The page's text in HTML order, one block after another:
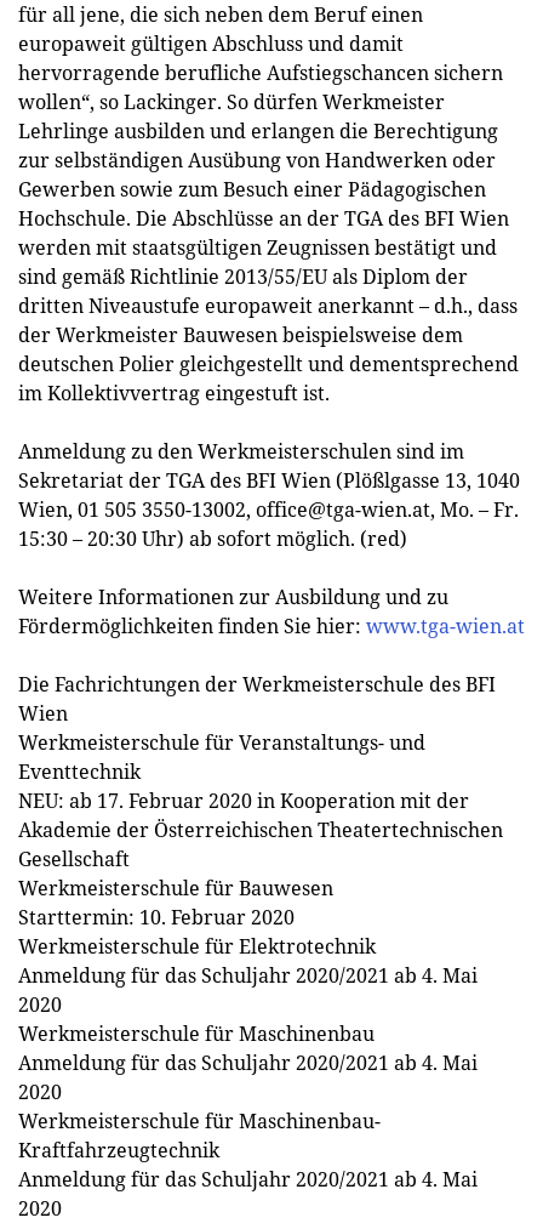
für all jene, die sich neben dem Beruf einen
europaweit gültigen Abschluss und damit
hervorragende berufliche Aufstiegschancen sichern
wollen“, so Lackinger. So dürfen Werkmeister
Lehrlinge ausbilden und erlangen die Berechtigung
zur selbständigen Ausübung von Handwerken oder
Gewerben sowie zum Besuch einer Pädagogischen
Hochschule. Die Abschlüsse an der TGA des BFI Wien
werden mit staatsgültigen Zeugnissen bestätigt und
sind gemäß Richtlinie 2013/55/EU als Diplom der
dritten Niveaustufe europaweit anerkannt – d.h., dass
der Werkmeister Bauwesen beispielsweise dem
deutschen Polier gleichgestellt und dementsprechend
im Kollektivvertrag eingestuft ist.
Anmeldung zu den Werkmeisterschulen sind im
Sekretariat der TGA des BFI Wien (Plößlgasse 13, 1040
Wien, 01 505 3550-13002, office@tga-wien.at, Mo. – Fr.
15:30 – 20:30 Uhr) ab sofort möglich. (red)
Weitere Informationen zur Ausbildung und zu
Fördermöglichkeiten finden Sie hier: www.tga-wien.at
Die Fachrichtungen der Werkmeisterschule des BFI
Wien
Werkmeisterschule für Veranstaltungs- und
Eventtechnik
NEU: ab 17. Februar 2020 in Kooperation mit der
Akademie der Österreichischen Theatertechnischen
Gesellschaft
Werkmeisterschule für Bauwesen
Starttermin: 10. Februar 2020
Werkmeisterschule für Elektrotechnik
Anmeldung für das Schuljahr 2020/2021 ab 4. Mai
2020
Werkmeisterschule für Maschinenbau
Anmeldung für das Schuljahr 2020/2021 ab 4. Mai
2020
Werkmeisterschule für Maschinenbau-
Kraftfahrzeugtechnik
Anmeldung für das Schuljahr 2020/2021 ab 4. Mai
2020